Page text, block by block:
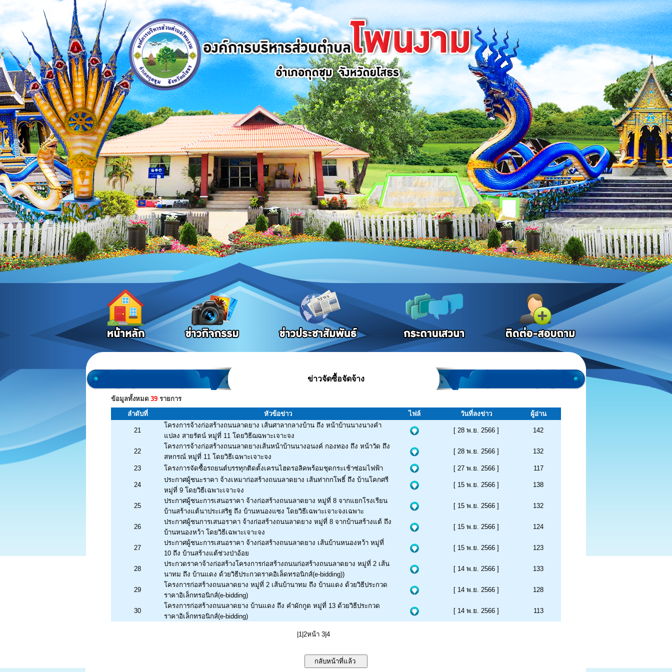
ข่าวจัดซื้อจัดจ้าง
ข้อมูลทั้งหมด 39 รายการ
ลำดับที่
หัวข้อข่าว ไฟล์ วันที่ลงข่าว ผู้อ่าน
21
โครงการจ้างก่อสร้างถนนลาดยาง เส้นศาลากลางบ้าน ถึง หน้าบ้านนางนางคำ
แปลง สายรัตน์ หมู่ที่ 11 โดยวิธีฌฉพาะเจาะจง
[ 28 พ.ย. 2566 ] 142
22
โครงการจ้างก่อสร้างถนนลาดยางเส้นหน้าบ้านนางอนงค์ กองทอง ถึง หน้าวัด ถึง
สหกรณ์ หมู่ที่ 11 โดยวิธีเฉพาะเจาะจง
[ 28 พ.ย. 2566 ] 132
23 โครงการจัดซื้อรถยนต์บรรทุกติดตั้งเครนไฮดรอลิคพร้อมชุดกระเช้าซ่อมไฟฟ้า [ 27 พ.ย. 2566 ] 117
24
ประกาศผู้ชนะราคา จ้างเหมาก่อสร้างถนนลาดยาง เส้นท่ากกโพธิ์ ถึง บ้านโคกศรี
หมู่ที่ 9 โดยวิธีเฉพาะเจาะจง
[ 15 พ.ย. 2566 ] 138
25
ประกาศผู้ชนะการเสนอราคา จ้างก่อสร้างถนนลาดยาง หมู่ที่ 8 จากแยกโรงเรียน
บ้านสร้างแต้นาประเสริฐ ถึง บ้านหนองแซง โดยวิธีเฉพาะเจาะจงเฉพาะ
[ 15 พ.ย. 2566 ] 132
26
ประกาศผู้ชนการเสนอราคา จ้างก่อสร้างถนนลาดยาง หมู่ที่ 8 จากบ้านสร้างแต้ ถึง
บ้านหนองหว้า โดยวิธีเฉพาะเจาะจง
[ 15 พ.ย. 2566 ] 124
27
ประกาศผู้ชนะการเสนอราคา จ้างก่อสร้างถนนลาดยาง เส้นบ้านหนองหว้า หมู่ที่
10 ถึง บ้านสร้างแต้ช่วงป่าอ้อย
[ 15 พ.ย. 2566 ] 123
28
ประกวดราคาจ้างก่อสร้างโครงการก่อสร้างถนนก่อสร้างถนนลาดยาง หมู่ที่ 2 เส้น
นาทม ถึง บ้านแดง ด้วยวิธีประกวดราคอิเล็ดทรอนิกส์(e-bidding))
[ 14 พ.ย. 2566 ] 133
29
โครงการก่อสร้างถนนลาดยาง หมู่ที่ 2 เส้นบ้านาทม ถึง บ้านแดง ด้วยวิธีประกวด
ราคาอิเล็กทรอนิกส์(e-bidding)
[ 14 พ.ย. 2566 ] 128
30
โครงการก่อสร้างถนนลาดยาง บ้านแดง ถึง คำผักกูด หมู่ที่ 13 ด้วยวิธีประกวด
ราคาอิเล็กทรอนิกส์(e-bidding)
[ 14 พ.ย. 2566 ] 113
1| 2หน้า 3| 4